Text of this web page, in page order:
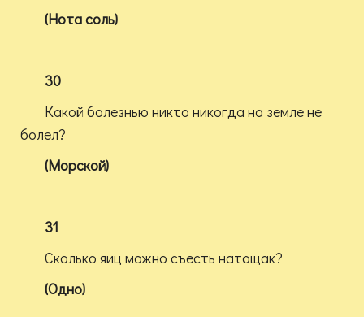
(Нота соль)
30
Какой болезнью никто никогда на земле не
болел?
(Морской)
31
Сколько яиц можно съесть натощак?
(Одно)